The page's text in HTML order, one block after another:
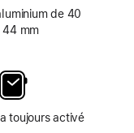
de 40
44 mm
toujours activé